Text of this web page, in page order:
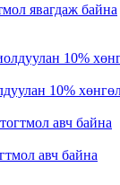
явагдаж байна
10%
авч байна